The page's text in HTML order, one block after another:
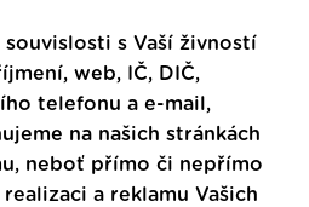
s Vaší živností
web, IČ, DIČ,
telefonu a e-mail,
na našich stránkách
neboť přímo či nepřímo
a reklamu Vašich